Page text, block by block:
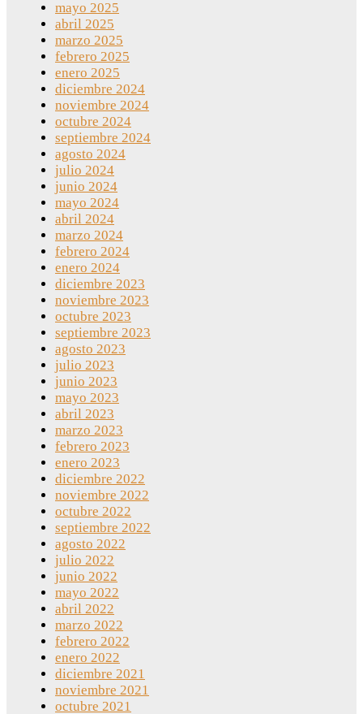
mayo 2025
abril 2025
marzo 2025
febrero 2025
enero 2025
diciembre 2024
noviembre 2024
octubre 2024
septiembre 2024
agosto 2024
julio 2024
junio 2024
mayo 2024
abril 2024
marzo 2024
febrero 2024
enero 2024
diciembre 2023
noviembre 2023
octubre 2023
septiembre 2023
agosto 2023
julio 2023
junio 2023
mayo 2023
abril 2023
marzo 2023
febrero 2023
enero 2023
diciembre 2022
noviembre 2022
octubre 2022
septiembre 2022
agosto 2022
julio 2022
junio 2022
mayo 2022
abril 2022
marzo 2022
febrero 2022
enero 2022
diciembre 2021
noviembre 2021
octubre 2021